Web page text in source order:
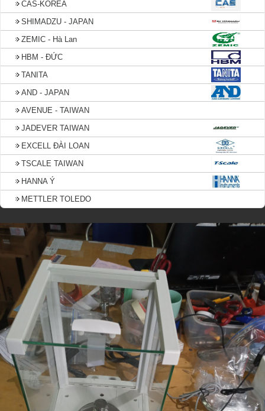
CAS-KOREA
SHIMADZU - JAPAN
ZEMIC - Hà Lan
HBM - ĐỨC
TANITA
AND - JAPAN
AVENUE - TAIWAN
JADEVER TAIWAN
EXCELL ĐÀI LOAN
TSCALE TAIWAN
HANNA Ý
METTLER TOLEDO